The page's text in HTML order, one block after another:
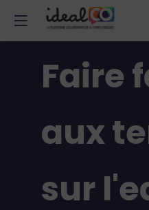
Faire
aux
sur